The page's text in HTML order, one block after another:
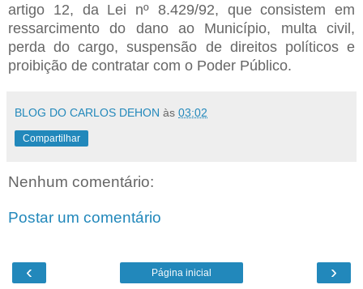
artigo 12, da Lei nº 8.429/92, que consistem em
ressarcimento do dano ao Município, multa civil,
perda do cargo, suspensão de direitos políticos e
proibição de contratar com o Poder Público.
BLOG DO CARLOS DEHON às 03:02
Compartilhar
Nenhum comentário:
Postar um comentário
‹ ›
Página inicial